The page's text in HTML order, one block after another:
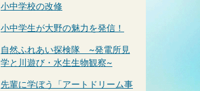
小中学校の改修
小中学生が大野の魅力を発信！
自然ふれあい探検隊 ~発電所見
学と川遊び・水生生物観察~
先輩に学ぼう「アートドリーム事